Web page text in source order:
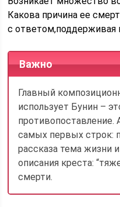
Какова причина ее
с ответом,поддерживая
Важно
Главный
использует Бунин –
противопоставление.
самых первых строк:
рассказа тема жизни
описания креста:
смерти.